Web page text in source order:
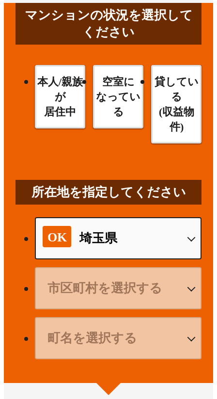
マンションの状況を選択して
ください
本人/親族
が
居住中
空室に
なってい
る
貸してい
る
(収益物
件)
所在地を指定してください